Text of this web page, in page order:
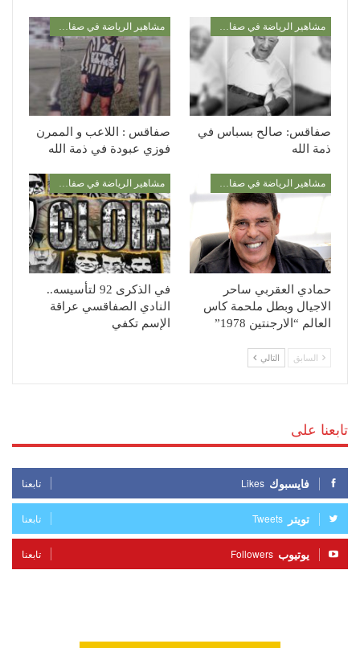
مشاهير الرياضة في صفاقس
صفاقس: صالح بسباس في
ذمة الله
مشاهير الرياضة في صفاقس
صفاقس : اللاعب و الممرن
فوزي عبودة في ذمة الله
مشاهير الرياضة في صفاقس
حمادي العقربي ساحر
الاجيال وبطل ملحمة كاس
العالم “الارجنتين 1978”
مشاهير الرياضة في صفاقس
في الذكرى 92 لتأسيسه..
النادي الصفاقسي عراقة
الإسم تكفي
السابق التالي
تابعنا على
فايسبوك Likes تابعنا
تويتر Tweets تابعنا
يوتيوب Followers تابعنا